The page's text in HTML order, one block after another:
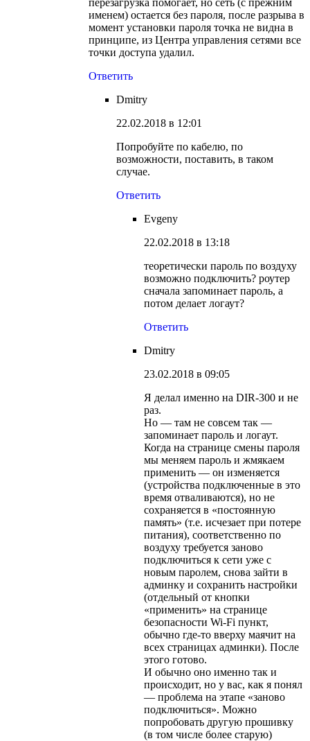
именем) остается без пароля, после разрыва в
момент установки пароля точка не видна в
принципе, из Центра управления сетями все
точки доступа удалил.
Ответить
Dmitry
22.02.2018 в 12:01
Попробуйте по кабелю, по
возможности, поставить, в таком
случае.
Ответить
Evgeny
22.02.2018 в 13:18
теоретически пароль по воздуху
возможно подключить? роутер
сначала запоминает пароль, а
потом делает логаут?
Ответить
Dmitry
23.02.2018 в 09:05
Я делал именно на DIR-300 и не
раз.
Но — там не совсем так —
запоминает пароль и логаут.
Когда на странице смены пароля
мы меняем пароль и жмякаем
применить — он изменяется
(устройства подключенные в это
время отваливаются), но не
сохраняется в «постоянную
память» (т.е. исчезает при потере
питания), соответственно по
воздуху требуется заново
подключиться к сети уже с
новым паролем, снова зайти в
админку и сохранить настройки
(отдельный от кнопки
«применить» на странице
безопасности Wi-Fi пункт,
обычно где-то вверху маячит на
всех страницах админки). После
этого готово.
И обычно оно именно так и
происходит, но у вас, как я понял
— проблема на этапе «заново
подключиться». Можно
попробовать другую прошивку
(в том числе более старую)